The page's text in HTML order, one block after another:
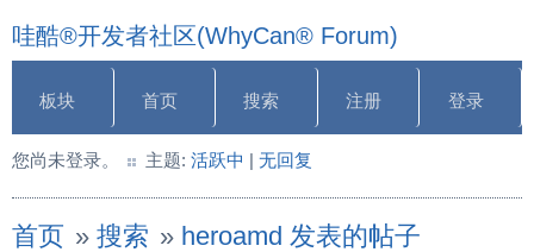
哇酷®开发者社区(WhyCan® Forum)
板块 首页 搜索 注册 登录
您尚未登录。 主题: 活跃中 | 无回复
首页 » 搜索 » heroamd 发表的帖子